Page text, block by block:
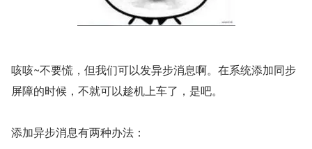
咳咳~不要慌，但我们可以发异步消息啊。在系统添加同步
屏障的时候，不就可以趁机上车了，是吧。
添加异步消息有两种办法：